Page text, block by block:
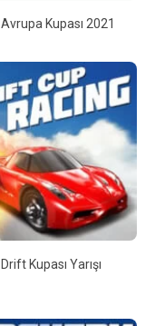
Avrupa Kupası 2021
Drift Kupası Yarışı